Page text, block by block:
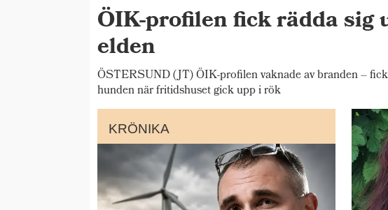
ÖIK-profilen fick rädda sig
elden
ÖSTERSUND (JT) ÖIK-profilen vaknade av branden –
hunden när fritidshuset gick upp i rök
KRÖNIKA